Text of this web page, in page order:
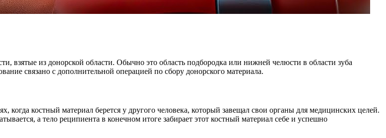
взятые из донорской области. Обычно это область подбородка или нижней челюсти в области зуба
связано с дополнительной операцией по сбору донорского материала.
когда костный материал берется у другого человека, который завещал свои органы для медицинских целей.
а тело реципиента в конечном итоге забирает этот костный материал себе и успешно